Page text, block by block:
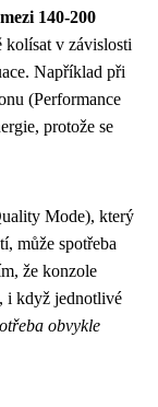
140-200
kolísat v závislosti
Například při
(Performance
protože se
Mode), který
může spotřeba
že konzole
i když jednotlivé
obvykle